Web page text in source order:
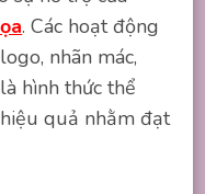
. Các hoạt động
nhãn mác,
hình thức thể
quả nhằm đạt